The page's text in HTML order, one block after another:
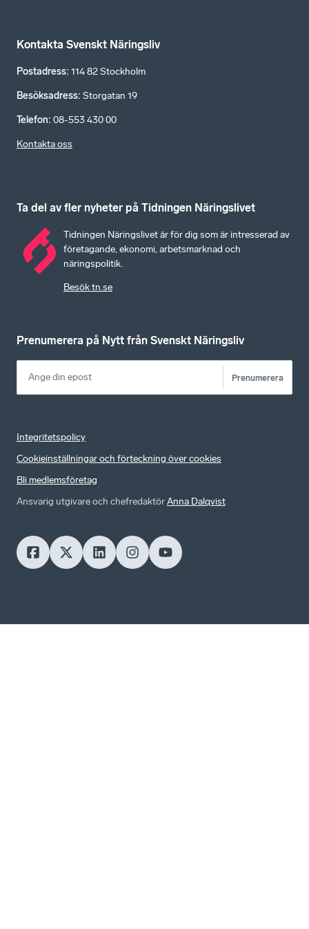
Kontakta Svenskt Näringsliv
Postadress: 114 82 Stockholm
Besöksadress: Storgatan 19
Telefon: 08-553 430 00
Kontakta oss
Ta del av fler nyheter på Tidningen Näringslivet
Tidningen Näringslivet är för dig som är intresserad av
företagande, ekonomi, arbetsmarknad och
näringspolitik.
Besök tn.se
Prenumerera på Nytt från Svenskt Näringsliv
Prenumerera
Integritetspolicy
Cookieinställningar och förteckning över cookies
Bli medlemsföretag
Ansvarig utgivare och chefredaktörAnna Dalqvist